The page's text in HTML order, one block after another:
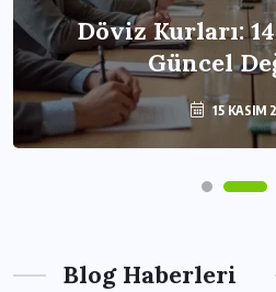
Döviz Kurları:
Güncel
15 KASIM
Blog Haberleri